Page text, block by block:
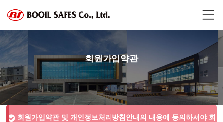
회원가입약관
회원가입약관 및 개인정보처리방침안내의 내용에 동의하셔야 회